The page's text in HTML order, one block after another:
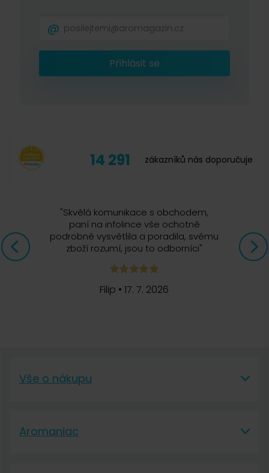
Přihlásit se
14 291 zákazníků nás doporučuje
"Skvělá komunikace s obchodem,
paní na infolince vše ochotně
podrobně vysvětlila a poradila, svému
zboží rozumí, jsou to odborníci"
Filip •17. 7. 2026
Vše o nákupu
Aromaniac